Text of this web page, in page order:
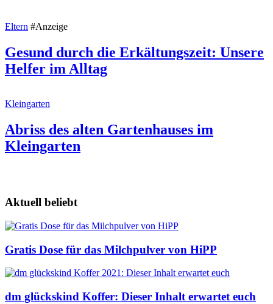
Eltern #Anzeige
Gesund durch die Erkältungszeit: Unsere
Helfer im Alltag
Kleingarten
Abriss des alten Gartenhauses im
Kleingarten
Aktuell beliebt
Gratis Dose für das Milchpulver von HiPP
dm glückskind Koffer: Dieser Inhalt erwartet euch